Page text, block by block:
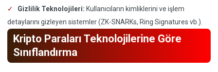
Gizlilik Teknolojileri: Kullanıcıların kimliklerini ve işlem
detaylarını gizleyen sistemler (ZK-SNARKs, Ring Signatures vb.).
Kripto Paraları Teknolojilerine Göre
Sınıflandırma